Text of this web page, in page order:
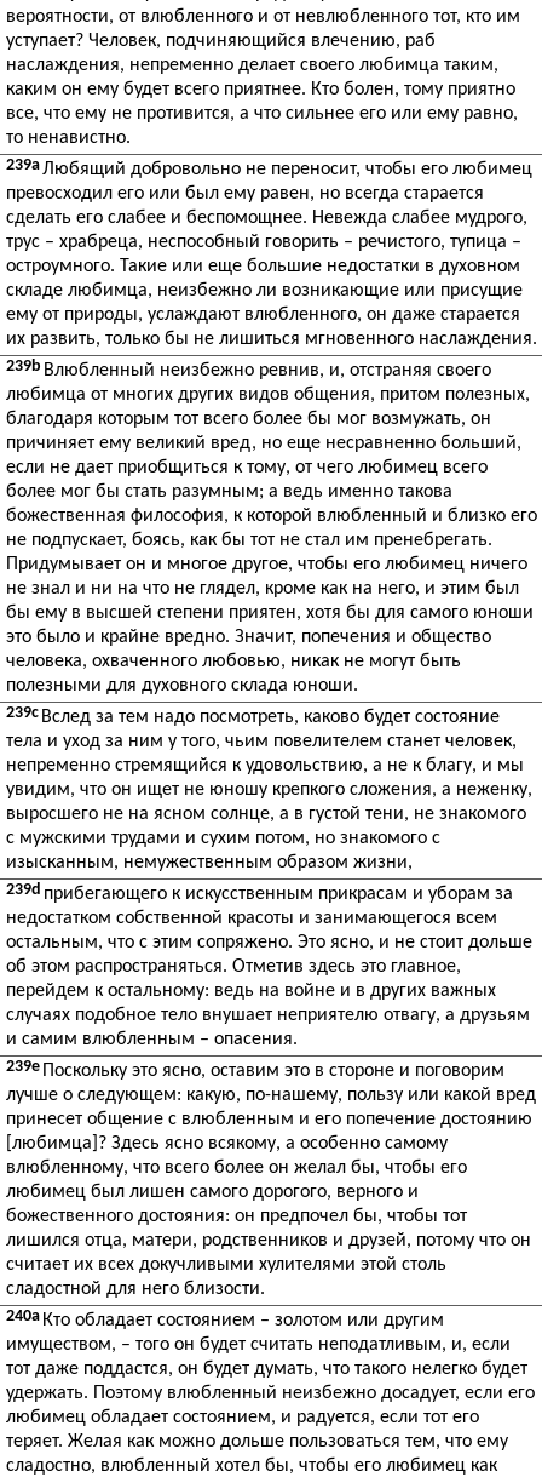
вероятности, от влюбленного и от невлюбленного тот, кто им
уступает? Человек, подчиняющийся влечению, раб
наслаждения, непременно делает своего любимца таким,
каким он ему будет всего приятнее. Кто болен, тому приятно
все, что ему не противится, а что сильнее его или ему равно,
то ненавистно.
239aЛюбящий добровольно не переносит, чтобы его любимец
превосходил его или был ему равен, но всегда старается
сделать его слабее и беспомощнее. Невежда слабее мудрого,
трус – храбреца, неспособный говорить – речистого, тупица –
остроумного. Такие или еще большие недостатки в духовном
складе любимца, неизбежно ли возникающие или присущие
ему от природы, услаждают влюбленного, он даже старается
их развить, только бы не лишиться мгновенного наслаждения.
239b Влюбленный неизбежно ревнив, и, отстраняя своего
любимца от многих других видов общения, притом полезных,
благодаря которым тот всего более бы мог возмужать, он
причиняет ему великий вред, но еще несравненно больший,
если не дает приобщиться к тому, от чего любимец всего
более мог бы стать разумным; а ведь именно такова
божественная философия, к которой влюбленный и близко его
не подпускает, боясь, как бы тот не стал им пренебрегать.
Придумывает он и многое другое, чтобы его любимец ничего
не знал и ни на что не глядел, кроме как на него, и этим был
бы ему в высшей степени приятен, хотя бы для самого юноши
это было и крайне вредно. Значит, попечения и общество
человека, охваченного любовью, никак не могут быть
полезными для духовного склада юноши.
239c Вслед за тем надо посмотреть, каково будет состояние
тела и уход за ним у того, чьим повелителем станет человек,
непременно стремящийся к удовольствию, а не к благу, и мы
увидим, что он ищет не юношу крепкого сложения, а неженку,
выросшего не на ясном солнце, а в густой тени, не знакомого
с мужскими трудами и сухим потом, но знакомого с
изысканным, немужественным образом жизни,
239d прибегающего к искусственным прикрасам и уборам за
недостатком собственной красоты и занимающегося всем
остальным, что с этим сопряжено. Это ясно, и не стоит дольше
об этом распространяться. Отметив здесь это главное,
перейдем к остальному: ведь на войне и в других важных
случаях подобное тело внушает неприятелю отвагу, а друзьям
и самим влюбленным – опасения.
239e Поскольку это ясно, оставим это в стороне и поговорим
лучше о следующем: какую, по-нашему, пользу или какой вред
принесет общение с влюбленным и его попечение достоянию
[любимца]? Здесь ясно всякому, а особенно самому
влюбленному, что всего более он желал бы, чтобы его
любимец был лишен самого дорогого, верного и
божественного достояния: он предпочел бы, чтобы тот
лишился отца, матери, родственников и друзей, потому что он
считает их всех докучливыми хулителями этой столь
сладостной для него близости.
240a Кто обладает состоянием – золотом или другим
имуществом, – того он будет считать неподатливым, и, если
тот даже поддастся, он будет думать, что такого нелегко будет
удержать. Поэтому влюбленный неизбежно досадует, если его
любимец обладает состоянием, и радуется, если тот его
теряет. Желая как можно дольше пользоваться тем, что ему
сладостно, влюбленный хотел бы, чтобы его любимец как